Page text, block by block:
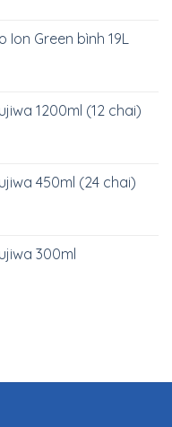
Ion Green bình 19L
1200ml (12 chai)
450ml (24 chai)
300ml